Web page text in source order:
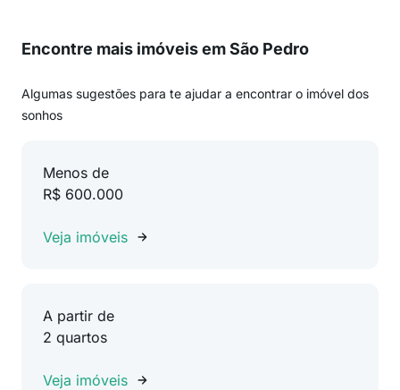
Encontre mais imóveis em São Pedro
Algumas sugestões para te ajudar a encontrar o imóvel dos
sonhos
Menos de
R$ 600.000
Veja imóveis
A partir de
2 quartos
Veja imóveis